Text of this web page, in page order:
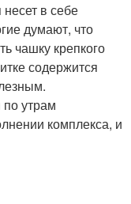
в себе
думают, что
чашку крепкого
содержится
утрам
комплекса, и